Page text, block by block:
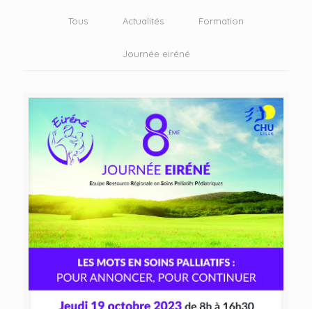
Tous Actualités Formation
Journée eiréné